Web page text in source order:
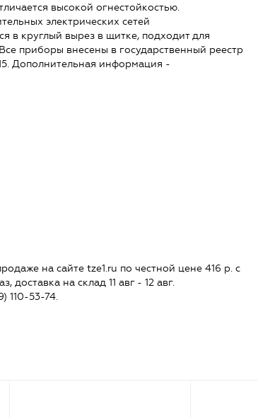
высокой огнестойкостью.
электрических сетей
в круглый вырез в щитке, подходит для
приборы внесены в государственный реестр
Дополнительная информация -
на сайте tze1.ru по честной цене 416 р. с
доставка на склад 11 авг - 12 авг.
110-53-74.